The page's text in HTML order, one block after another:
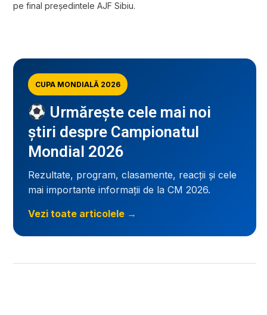
pe final președintele AJF Sibiu.
CUPA MONDIALĂ 2026
Urmărește cele mai noi
știri despre Campionatul
Mondial 2026
Rezultate, program, clasamente, reacții și cele
mai importante informații de la CM 2026.
Vezi toate articolele →